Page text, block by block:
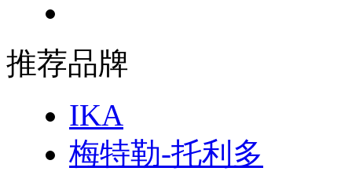
推荐品牌
IKA
梅特勒-托利多